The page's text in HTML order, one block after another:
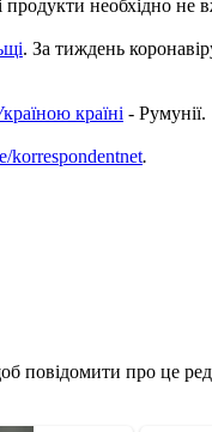
необхідно не
. За тиждень
країні - Румунії.
korrespondentnet.
повідомити про це